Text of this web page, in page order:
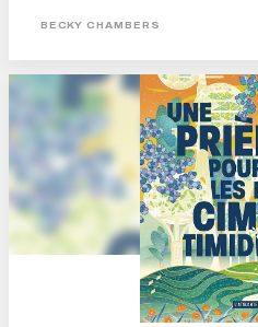
Surgers pour la traduction.
BECKY CHAMBERS